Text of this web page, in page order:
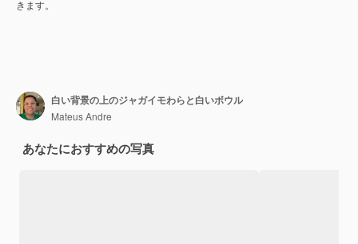
きます。
白い背景の上のジャガイモわらと白いボウル
Mateus Andre
あなたにおすすめの写真